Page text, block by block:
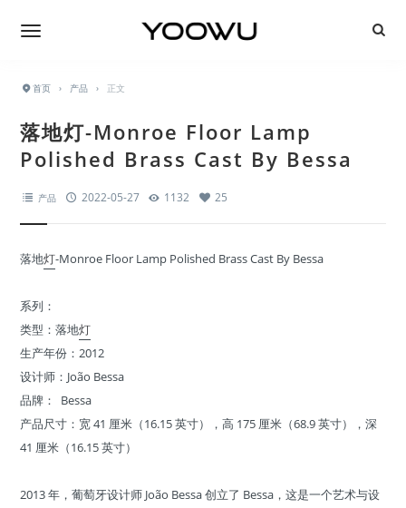
首页 › 产品 › 正文
落地灯-Monroe Floor Lamp
Polished Brass Cast By Bessa
产品 2022-05-27 1132 25
落地灯-Monroe Floor Lamp Polished Brass Cast By Bessa
系列：
类型：落地灯
生产年份：2012
设计师：João Bessa
品牌： Bessa
产品尺寸：宽 41 厘米（16.15 英寸），高 175 厘米（68.9 英寸），深
41 厘米（16.15 英寸）
2013 年，葡萄牙设计师 João Bessa 创立了 Bessa，这是一个艺术与设